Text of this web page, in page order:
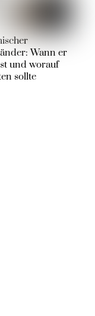
Wann er
und worauf
sollte